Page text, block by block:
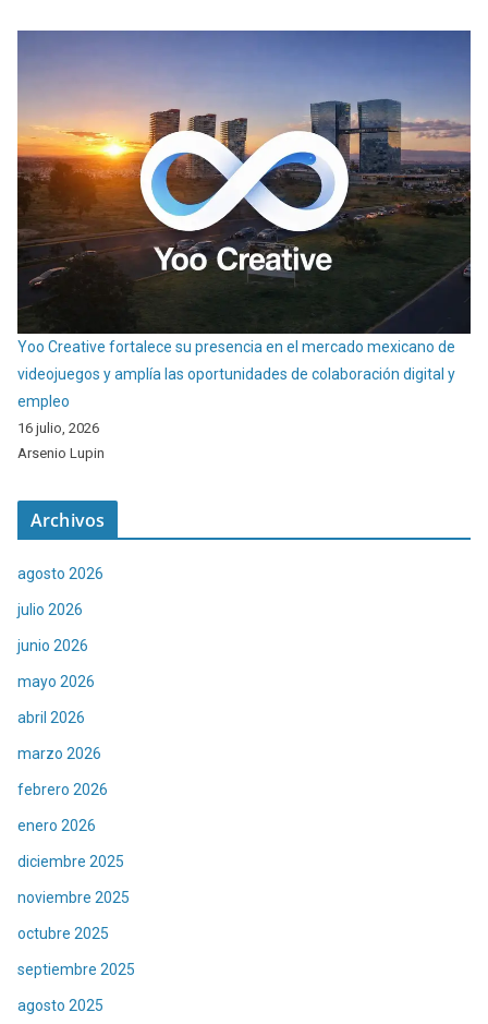
Yoo Creative fortalece su presencia en el mercado mexicano de
videojuegos y amplía las oportunidades de colaboración digital y
empleo
16 julio, 2026
Arsenio Lupin
Archivos
agosto 2026
julio 2026
junio 2026
mayo 2026
abril 2026
marzo 2026
febrero 2026
enero 2026
diciembre 2025
noviembre 2025
octubre 2025
septiembre 2025
agosto 2025